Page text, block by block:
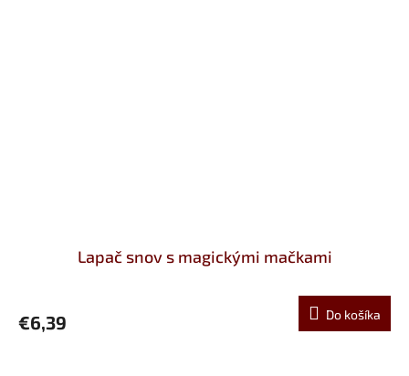
Lapač snov s magickými mačkami
€6,39 Do košíka